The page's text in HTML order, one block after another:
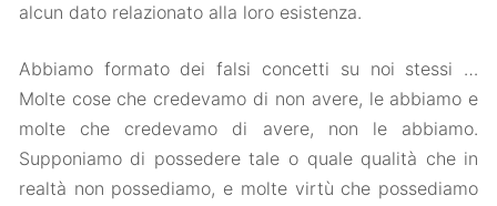
alcun dato relazionato alla loro esistenza.
Abbiamo formato dei falsi concetti su noi stessi …
Molte cose che credevamo di non avere, le abbiamo e
molte che credevamo di avere, non le abbiamo.
Supponiamo di possedere tale o quale qualità che in
realtà non possediamo, e molte virtù che possediamo